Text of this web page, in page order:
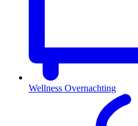
Wellness Overnachting